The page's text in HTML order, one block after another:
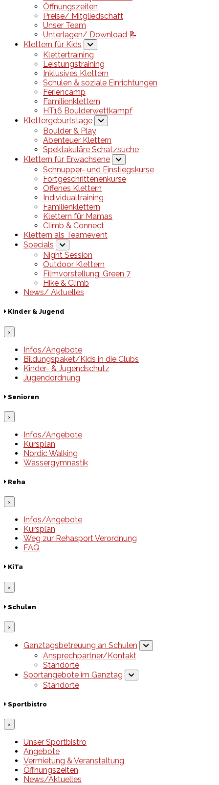
Öffnungszeiten
Preise/ Mitgliedschaft
Unser Team
Unterlagen/ Download 📝
Klettern für Kids
Klettertraining
Leistungstraining
Inklusives Klettern
Schulen & soziale Einrichtungen
Feriencamp
Familienklettern
HT16 Boulderwettkampf
Klettergeburtstage
Boulder & Play
Abenteuer Klettern
Spektakuläre Schatzsuche
Klettern für Erwachsene
Schnupper- und Einstiegskurse
Fortgeschrittenenkurse
Offenes Klettern
Individualtraining
Familienklettern
Klettern für Mamas
Climb & Connect
Klettern als Teamevent
Specials
Night Session
Outdoor Klettern
Filmvorstellung: Green 7
Hike & Climb
News/ Aktuelles
Kinder & Jugend
×
Infos/Angebote
Bildungspaket/Kids in die Clubs
Kinder- & Jugendschutz
Jugendordnung
Senioren
×
Infos/Angebote
Kursplan
Nordic Walking
Wassergymnastik
Reha
×
Infos/Angebote
Kursplan
Weg zur Rehasport Verordnung
FAQ
KiTa
×
Schulen
×
Ganztagsbetreuung an Schulen
Ansprechpartner/Kontakt
Standorte
Sportangebote im Ganztag
Standorte
Sportbistro
×
Unser Sportbistro
Angebote
Vermietung & Veranstaltung
Öffnungszeiten
News/Aktuelles